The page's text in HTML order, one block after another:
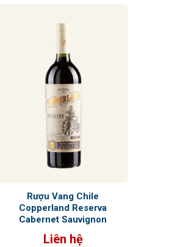
Rượu Vang Chile
Copperland Reserva
Cabernet Sauvignon
Liên hệ